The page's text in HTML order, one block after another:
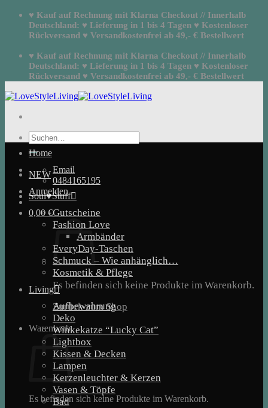
Zum
springen
♥ Kauf auf Rechnung mit Klarna Checkout // Innerhalb
Deutschland: ♥ Lieferung in 1 bis 4 Tagen ♥ Kostenloser
Rückversand ♥ Versandkostenfrei ab 49,- € Bestellwert
♥ Kauf auf Rechnung mit Klarna Checkout // Innerhalb
Deutschland: ♥ Lieferung in 1 bis 4 Tagen ♥ Kostenloser
Rückversand ♥ Versandkostenfrei ab 49,- € Bestellwert
Suchen
nach:
Email
0484165195
Anmelden
0,00€
Es befinden sich keine Produkte im Warenkorb.
Zurück zum Shop
Warenkorb
Es befinden sich keine Produkte im Warenkorb.
Home
NEW
Soul♥Stuff
Gutscheine
Fashion Love
Armbänder
EveryDay-Taschen
Schmuck – Wie anhänglich…
Kosmetik & Pflege
Living
Aufbewahrung
Deko
Winkekatze “Lucky Cat”
Lightbox
Kissen & Decken
Lampen
Kerzenleuchter & Kerzen
Vasen & Töpfe
Bad